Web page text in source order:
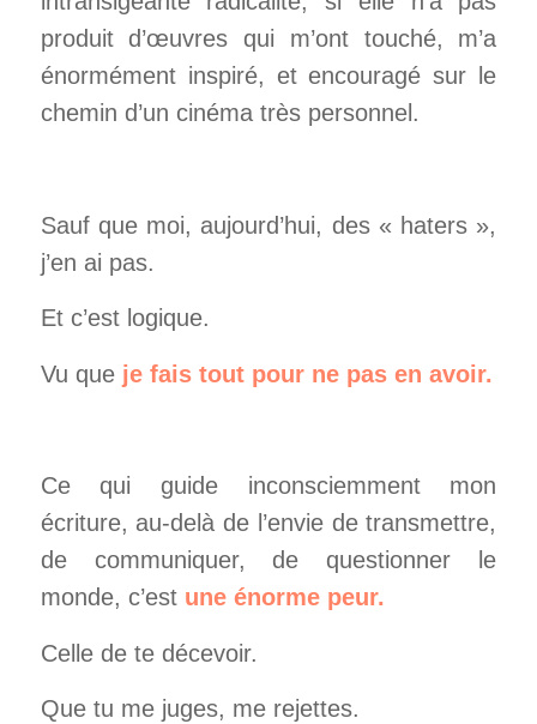
produit d’œuvres qui m’ont touché, m’a
énormément inspiré, et encouragé sur le
chemin d’un cinéma très personnel.
Sauf que moi, aujourd’hui, des « haters »,
j’en ai pas.
Et c’est logique.
Vu que je fais tout pour ne pas en avoir.
Ce qui guide inconsciemment mon
écriture, au-delà de l’envie de transmettre,
de communiquer, de questionner le
monde, c’est une énorme peur.
Celle de te décevoir.
Que tu me juges, me rejettes.